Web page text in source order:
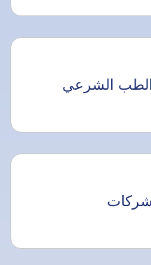
الشرعي